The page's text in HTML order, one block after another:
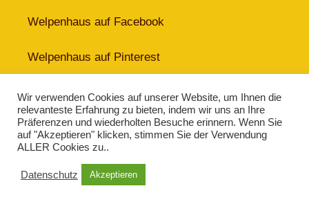
Welpenhaus auf Facebook
Welpenhaus auf Pinterest
Welpenhaus auf about.me
Impressum·Datenschutz·Kontakt
Welpenhaus © 2021–2026 ·
Wir verwenden Cookies auf unserer Website, um Ihnen die
relevanteste Erfahrung zu bieten, indem wir uns an Ihre
Präferenzen und wiederholten Besuche erinnern. Wenn Sie
auf "Akzeptieren" klicken, stimmen Sie der Verwendung
ALLER Cookies zu..
Datenschutz Akzeptieren